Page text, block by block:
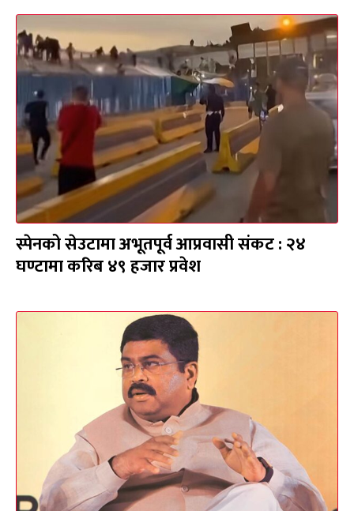
स्पेनको सेउटामा अभूतपूर्व आप्रवासी संकट : २४
घण्टामा करिब ४९ हजार प्रवेश